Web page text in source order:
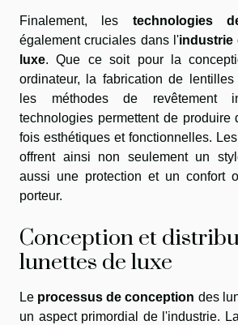
Finalement, les technologies
également cruciales dans l'industrie
luxe. Que ce soit pour la
ordinateur, la fabrication de
les méthodes de revêtement
technologies permettent de produire
fois esthétiques et fonctionnelles.
offrent ainsi non seulement un
aussi une protection et un confort
porteur.
Conception et
lunettes de luxe
Le processus de conception des
un aspect primordial de l'industrie.